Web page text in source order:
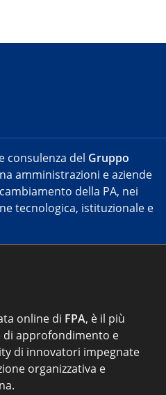
consulenza del Gruppo
amministrazioni e aziende
della PA, nei
tecnologica, istituzionale e
online di FPA, è il più
approfondimento e
di innovatori impegnate
organizzativa e